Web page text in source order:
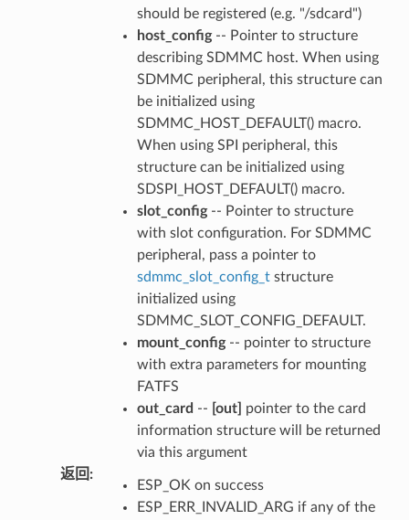
should be registered (e.g. "/sdcard")
host_config-- Pointer to structure
describing SDMMC host. When using
SDMMC peripheral, this structure can
be initialized using
SDMMC_HOST_DEFAULT() macro.
When using SPI peripheral, this
structure can be initialized using
SDSPI_HOST_DEFAULT() macro.
slot_config-- Pointer to structure
with slot configuration. For SDMMC
peripheral, pass a pointer to
sdmmc_slot_config_tstructure
initialized using
SDMMC_SLOT_CONFIG_DEFAULT.
mount_config-- pointer to structure
with extra parameters for mounting
FATFS
out_card -- [out]
pointer to the card
information structure will be returned
via this argument
返回 :
ESP_OK on success
ESP_ERR_INVALID_ARG if any of the